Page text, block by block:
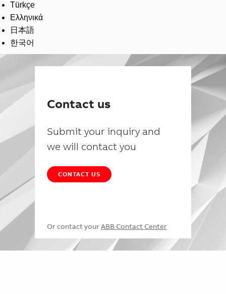
Türkçe
Ελληνικά
日本語
한국어
Contact us
Submit your inquiry and
we will contact you
CONTACT US
Or contact your ABB Contact Center